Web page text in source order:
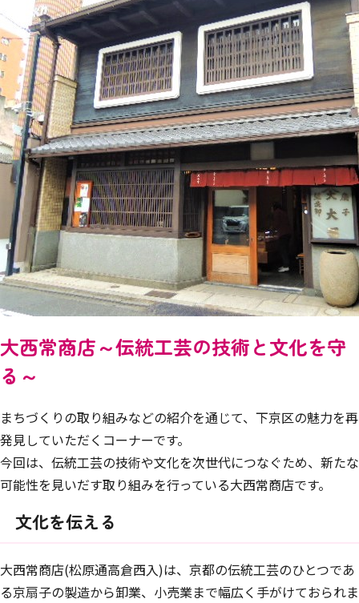
大西常商店～伝統工芸の技術と文化を守
る～
まちづくりの取り組みなどの紹介を通じて、下京区の魅力を再
発見していただくコーナーです。
今回は、伝統工芸の技術や文化を次世代につなぐため、新たな
可能性を見いだす取り組みを行っている大西常商店です。
文化を伝える
大西常商店(松原通高倉西入)は、京都の伝統工芸のひとつであ
る京扇子の製造から卸業、小売業まで幅広く手がけておられま